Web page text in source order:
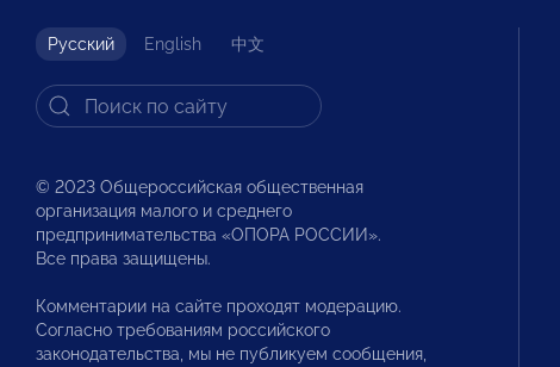
Русский English 中文
© 2023 Общероссийская общественная
организация малого и среднего
предпринимательства «ОПОРА РОССИИ».
Все права защищены.
Комментарии на сайте проходят модерацию.
Согласно требованиям российского
законодательства, мы не публикуем сообщения,